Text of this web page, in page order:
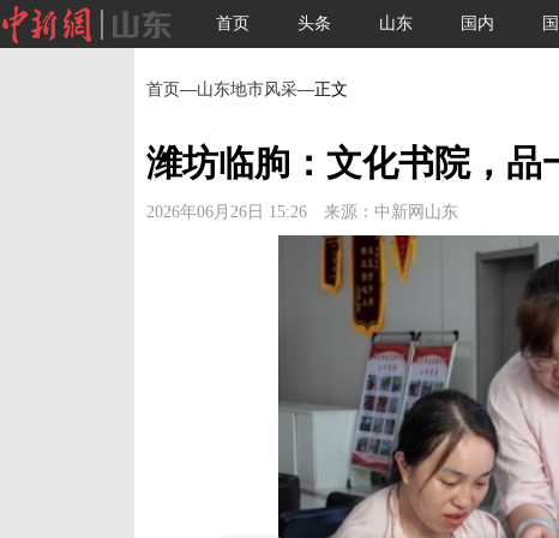
首页 头条 山东 国内
首页—山东地市风采—正文
潍坊临朐：文化书院，品
2026年06月26日 15:26 来源：中新网山东